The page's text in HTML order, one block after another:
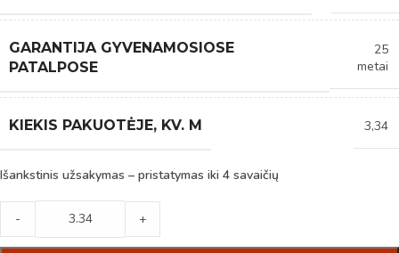
GARANTIJA GYVENAMOSIOSE
PATALPOSE
25
metai
KIEKIS PAKUOTĖJE, KV. M 3,34
Išankstinis užsakymas – pristatymas iki 4 savaičių
- +